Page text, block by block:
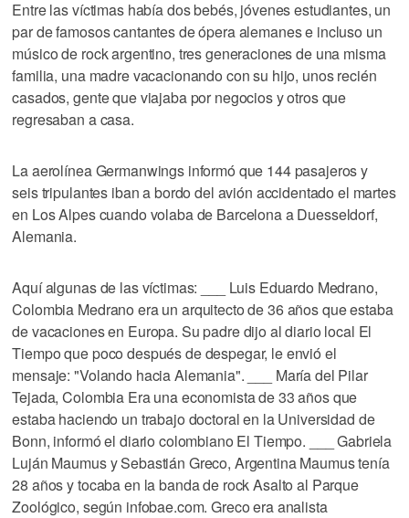
Entre las víctimas había dos bebés, jóvenes estudiantes, un
par de famosos cantantes de ópera alemanes e incluso un
músico de rock argentino, tres generaciones de una misma
familia, una madre vacacionando con su hijo, unos recién
casados, gente que viajaba por negocios y otros que
regresaban a casa.
La aerolínea Germanwings informó que 144 pasajeros y
seis tripulantes iban a bordo del avión accidentado el martes
en Los Alpes cuando volaba de Barcelona a Duesseldorf,
Alemania.
Aquí algunas de las víctimas: ___ Luis Eduardo Medrano,
Colombia Medrano era un arquitecto de 36 años que estaba
de vacaciones en Europa. Su padre dijo al diario local El
Tiempo que poco después de despegar, le envió el
mensaje: "Volando hacia Alemania". ___ María del Pilar
Tejada, Colombia Era una economista de 33 años que
estaba haciendo un trabajo doctoral en la Universidad de
Bonn, informó el diario colombiano El Tiempo. ___ Gabriela
Luján Maumus y Sebastián Greco, Argentina Maumus tenía
28 años y tocaba en la banda de rock Asalto al Parque
Zoológico, según infobae.com. Greco era analista